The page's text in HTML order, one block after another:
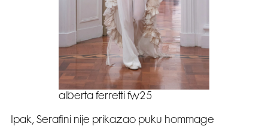
alberta ferretti fw25
Ipak, Serafini nije prikazao puku hommage